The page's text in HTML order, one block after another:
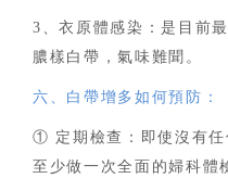
3、衣原體感染：是目前
膿樣白帶，氣味難聞。
六、白帶增多如何預防：
① 定期檢查：即使沒有任
至少做一次全面的婦科體